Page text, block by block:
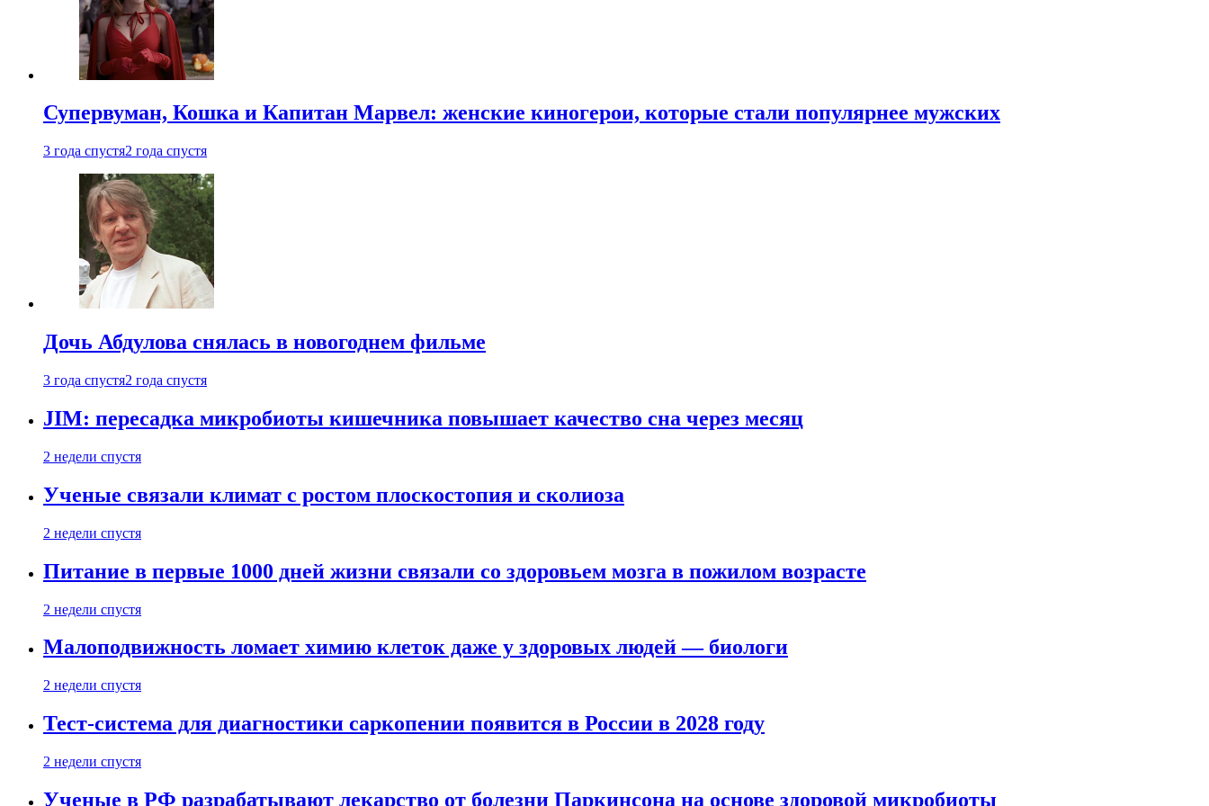
Супервуман, Кошка и Капитан Марвел: женские киногерои, которые стали популярнее мужских
3 года спустя2 года спустя
Дочь Абдулова снялась в новогоднем фильме
3 года спустя2 года спустя
JIM: пересадка микробиоты кишечника повышает качество сна через месяц
2 недели спустя
Ученые связали климат с ростом плоскостопия и сколиоза
2 недели спустя
Питание в первые 1000 дней жизни связали со здоровьем мозга в пожилом возрасте
2 недели спустя
Малоподвижность ломает химию клеток даже у здоровых людей — биологи
2 недели спустя
Тест-система для диагностики саркопении появится в России в 2028 году
2 недели спустя
Ученые в РФ разрабатывают лекарство от болезни Паркинсона на основе здоровой микробиоты